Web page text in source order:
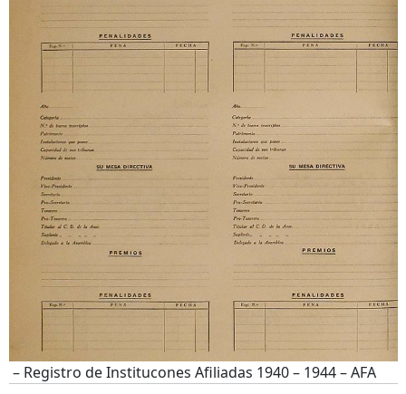
– Registro de Institucones Afiliadas 1940 – 1944 – AFA